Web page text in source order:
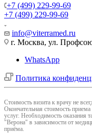
+7 (499) 229-99-69
+7 (499) 229-99-69
info@viterramed.ru
г. Москва, ул.
WhatsApp
Политика
Cтоимость визита к врачу не
Окончательная стоимость
услуг. Необходимость оказания
"Верона" в зависимости от
приёма.